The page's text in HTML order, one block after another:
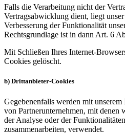
Falls die Verarbeitung nicht der
Vertragsabwicklung dient, liegt
Verbesserung der Funktionalität
Rechtsgrundlage ist in dann Art. 6
Mit Schließen Ihres Internet-
Cookies gelöscht.
b) Drittanbieter-Cookies
Gegebenenfalls werden mit
von Partnerunternehmen, mit denen
der Analyse oder der
zusammenarbeiten, verwendet.